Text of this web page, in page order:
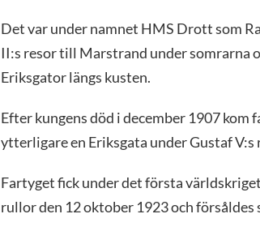
Det var under namnet HMS Drott som
II:s resor till Marstrand under somrarna
Eriksgator längs kusten.
Efter kungens död i december 1907
ytterligare en Eriksgata under Gustaf V:s
Fartyget fick under det första
rullor den 12 oktober 1923 och